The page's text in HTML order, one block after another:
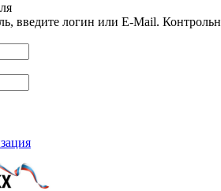
введите логин или E-Mail.